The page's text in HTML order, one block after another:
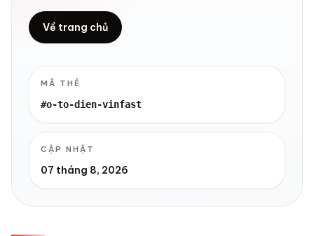
Về trang chủ
MÃ THẺ
#o-to-dien-vinfast
CẬP NHẬT
07 tháng 8, 2026